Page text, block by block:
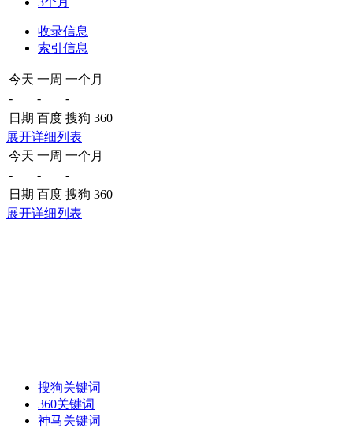
收录信息
索引信息
今天 一周 一个月
-
-
-
日期 百度 搜狗 360
展开详细列表
今天 一周 一个月
-
-
-
日期 百度 搜狗 360
展开详细列表
搜狗关键词
360关键词
神马关键词